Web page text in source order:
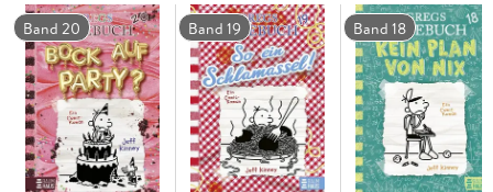
Band 20 Band 19 Band 18